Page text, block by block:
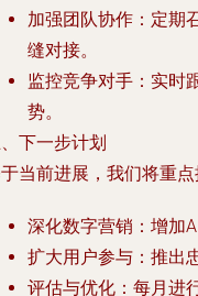
加强团队协作：定期
缝对接。
监控竞争对手：实时
势。
下一步计划
当前进展，我们将重点
深化数字营销：增加
扩大用户参与：推出
评估与优化：每月进